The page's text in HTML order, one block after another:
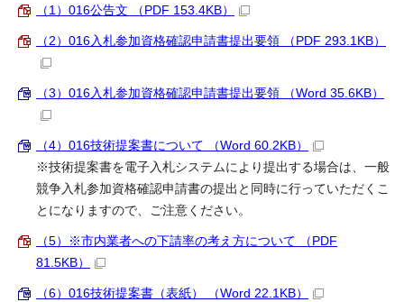
（1）016公告文 （PDF 153.4KB）
（2）016入札参加資格確認申請書提出要領 （PDF 293.1KB）
（3）016入札参加資格確認申請書提出要領 （Word 35.6KB）
（4）016技術提案書について （Word 60.2KB）
※技術提案書を電子入札システムにより提出する場合は、一般
競争入札参加資格確認申請書の提出と同時に行っていただくこ
とになりますので、ご注意ください。
（5）※市内業者への下請率の考え方について （PDF
81.5KB）
（6）016技術提案書（表紙） （Word 22.1KB）